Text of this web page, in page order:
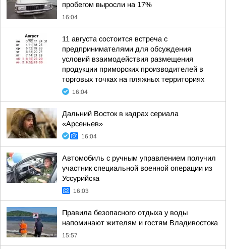
пробегом выросли на 17%
16:04
11 августа состоится встреча с
предпринимателями для обсуждения
условий взаимодействия размещения
продукции приморских производителей в
торговых точках на пляжных территориях
16:04
Дальний Восток в кадрах сериала
«Арсеньев»
16:04
Автомобиль с ручным управлением получил
участник специальной военной операции из
Уссурийска
16:03
Правила безопасного отдыха у воды
напоминают жителям и гостям Владивостока
15:57